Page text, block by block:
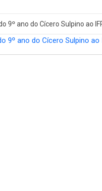
9º ano do Cícero Sulpino ao
9º ano do Cícero Sulpino ao